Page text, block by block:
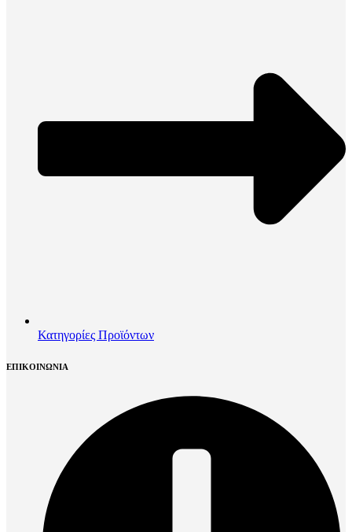
Κατηγορίες Προϊόντων
ΕΠΙΚΟΙΝΩΝΙΑ